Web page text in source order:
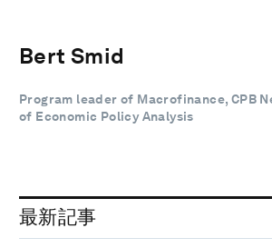
Bert Smid
Program leader of Macrofinance, CPB
of Economic Policy Analysis
最新記事